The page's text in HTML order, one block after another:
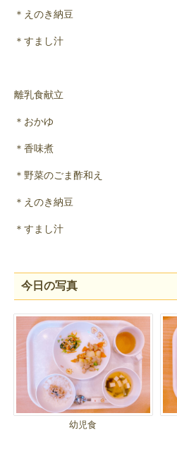
＊えのき納豆
＊すまし汁
離乳食献立
＊おかゆ
＊香味煮
＊野菜のごま酢和え
＊えのき納豆
＊すまし汁
今日の写真
幼児食